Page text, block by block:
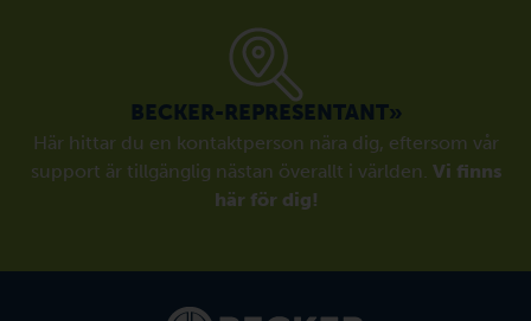
BECKER-REPRESENTANT»
Här hittar du en kontaktperson nära dig, eftersom vår
support är tillgänglig nästan överallt i världen. Vi finns
här för dig!